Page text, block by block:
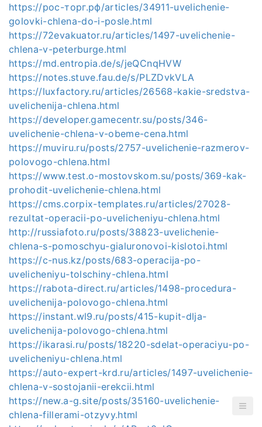
https://рос-торг.рф/articles/34911-uvelichenie-
golovki-chlena-do-i-posle.html
https://72evakuator.ru/articles/1497-uvelichenie-
chlena-v-peterburge.html
https://md.entropia.de/s/jeQCnqHVW
https://notes.stuve.fau.de/s/PLZDvkVLA
https://luxfactory.ru/articles/26568-kakie-sredstva-
uvelichenija-chlena.html
https://developer.gamecentr.su/posts/346-
uvelichenie-chlena-v-obeme-cena.html
https://muviru.ru/posts/2757-uvelichenie-razmerov-
polovogo-chlena.html
https://www.test.o-mostovskom.su/posts/369-kak-
prohodit-uvelichenie-chlena.html
https://cms.corpix-templates.ru/articles/27028-
rezultat-operacii-po-uvelicheniyu-chlena.html
http://russiafoto.ru/posts/38823-uvelichenie-
chlena-s-pomoschyu-gialuronovoi-kislotoi.html
https://c-nus.kz/posts/683-operacija-po-
uvelicheniyu-tolschiny-chlena.html
https://rabota-direct.ru/articles/1498-procedura-
uvelichenija-polovogo-chlena.html
https://instant.wl9.ru/posts/415-kupit-dlja-
uvelichenija-polovogo-chlena.html
https://ikarasi.ru/posts/18220-sdelat-operaciyu-po-
uvelicheniyu-chlena.html
https://auto-expert-krd.ru/articles/1497-uvelichenie-
chlena-v-sostojanii-erekcii.html
https://new.a-g.site/posts/35160-uvelichenie-
chlena-fillerami-otzyvy.html